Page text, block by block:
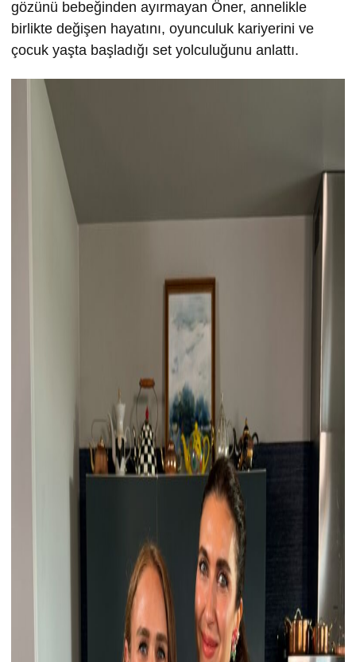
gözünü bebeğinden ayırmayan Öner, annelikle
birlikte değişen hayatını, oyunculuk kariyerini ve
çocuk yaşta başladığı set yolculuğunu anlattı.